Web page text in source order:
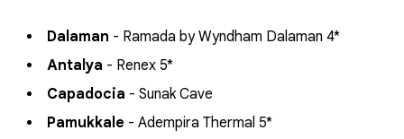
Dalaman - Ramada by Wyndham Dalaman 4*
Antalya - Renex 5*
Capadocia - Sunak Cave
Pamukkale - Adempira Thermal 5*